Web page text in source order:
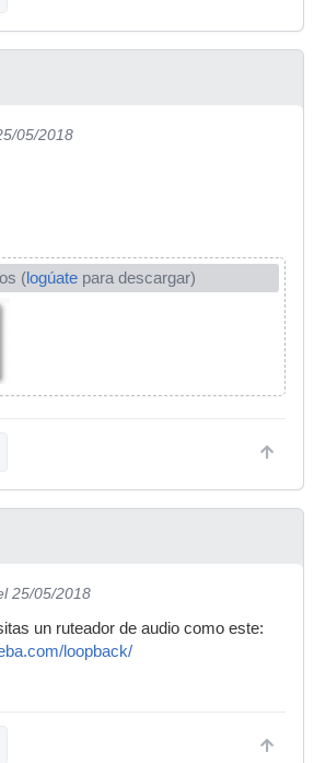
05/2018
(logúate para descargar)
25/05/2018
un ruteador de audio como este:
loopback/